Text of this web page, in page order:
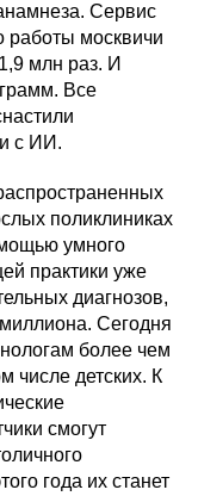
Сервис
работы москвичи
млн раз. И
Все
с ИИ.
поликлиниках
умного
практики уже
диагнозов,
Сегодня
более чем
числе детских. К
смогут
года их станет